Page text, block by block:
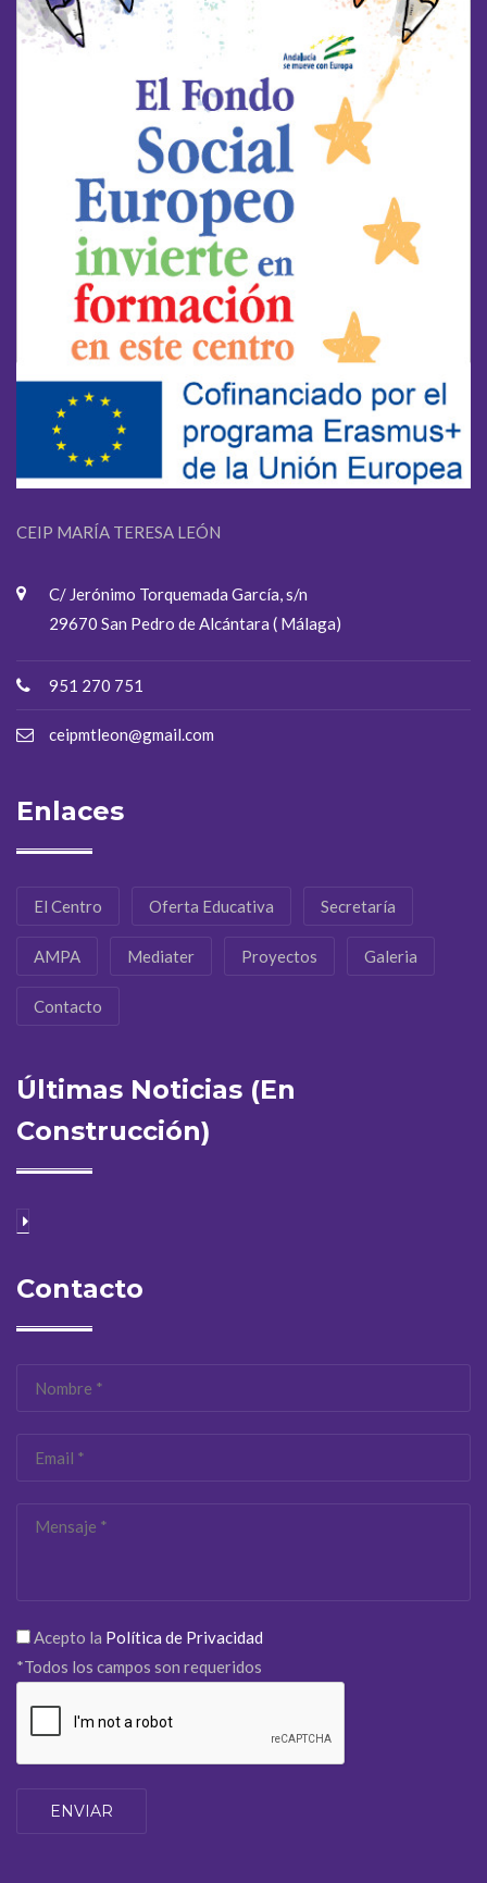
CEIP MARÍA TERESA LEÓN
C/ Jerónimo Torquemada García, s/n
29670 San Pedro de Alcántara ( Málaga)
951 270 751
ceipmtleon@gmail.com
Enlaces
El Centro Oferta Educativa Secretaría
AMPA Mediater Proyectos Galeria
Contacto
Últimas Noticias (En
Construcción)
Contacto
Acepto la Política de Privacidad
*Todos los campos son requeridos
ENVIAR